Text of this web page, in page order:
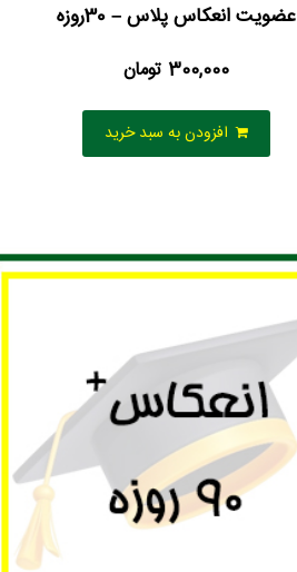
عضویت انعکاس پلاس – 30روزه
300,000 تومان
افزودن به سبد خرید